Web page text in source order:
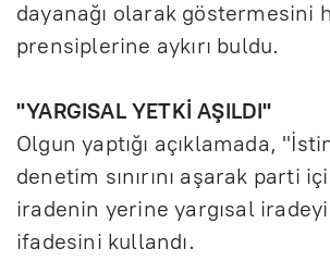
dayanağı olarak göstermesini
prensiplerine aykırı buldu.
"YARGISAL YETKİ AŞILDI"
Olgun yaptığı açıklamada,
denetim sınırını aşarak parti
iradenin yerine yargısal
ifadesini kullandı.